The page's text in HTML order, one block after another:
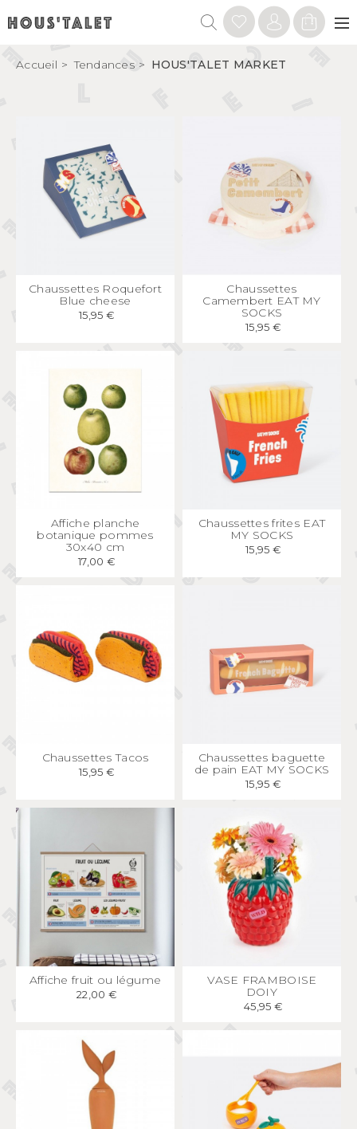
Accueil Tendances HOUS'TALET MARKET
APERÇU RAPIDE
Chaussettes Roquefort
Blue cheese
15,95 €
APERÇUChaussettes
Camembert EAT MY
SOCKS
15,95 €
APERÇU RAPIDE
Affiche planche
botanique pommes
30x40 cm
17,00 €
APERÇU RAPIDE
Chaussettes frites EAT
MY SOCKS
15,95 €
APERÇU
Chaussettes Tacos
15,95 €
APERÇU RAPIDE
Chaussettes baguette
de pain EAT MY SOCKS
15,95 €
APERÇU RAPIDE
Affiche fruit ou légume
22,00 €
APERÇU RAPIDE
VASE FRAMBOISE
DOIY
45,95 €